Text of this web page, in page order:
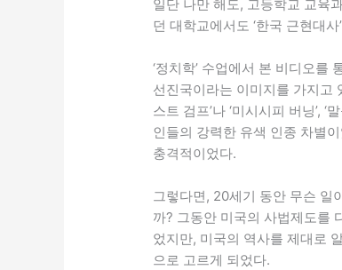
일단 나만 해도, 고등학교 교육
던 대학교에서도 ‘한국 근현대
‘정치학’ 수업에서 본 비디오를
선진국이라는 이미지를 가지고
스트 검프’나 ‘미시시피 버닝’,
인들의 강력한 유색 인종 차별
충격적이었다.
그렇다면, 20세기 동안 무슨 일
까? 그동안 미국의 사법제도를
었지만, 미국의 역사를 제대로
으로 고르게 되었다.